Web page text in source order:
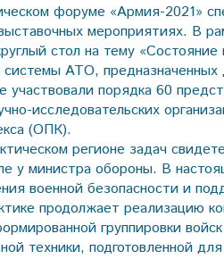
форуме «Армия-2021»
мероприятиях. В
стол на тему
АТО, предназначенных
участвовали порядка 60
исследовательских
(ОПК).
регионе задач
у министра обороны. В
военной безопасности и
продолжает реализацию
группировки
техники, подготовленной